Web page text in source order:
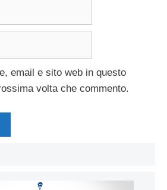
email e sito web in questo
volta che commento.